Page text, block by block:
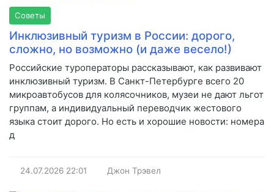
Советы
Инклюзивный туризм в России: дорого,
сложно, но возможно (и даже весело!)
Российские туроператоры рассказывают, как развивают
инклюзивный туризм. В Санкт-Петербурге всего 20
микроавтобусов для колясочников, музеи не дают льгот
группам, а индивидуальный переводчик жестового
языка стоит дорого. Но есть и хорошие новости: номера
д
24.07.2026 22:01 Джон Трэвел